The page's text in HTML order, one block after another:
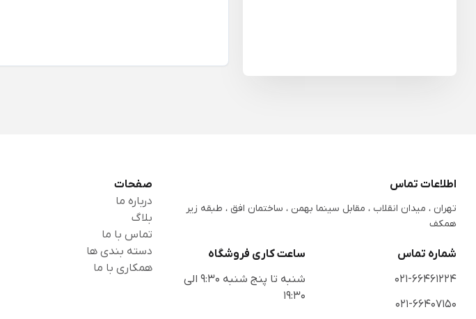
اطلاعات تماس
تهران ، میدان انقلاب ، مقابل سینما بهمن ، ساختمان افق ، طبقه زیر
همکف
شماره تماس
021-66461224
021-66407150
ساعت کاری فروشگاه
شنبه تا پنج شنبه 9:30 الی
19:30
صفحات
درباره ما
بلاگ
تماس با ما
دسته بندی ها
همکاری با ما